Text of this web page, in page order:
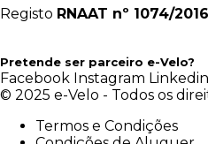
Registo RNAAT nº 1074/2016
Pretende ser parceiro e-Velo?
Facebook Instagram Linkedin
© 2025 e-Velo - Todos os
Termos e Condições